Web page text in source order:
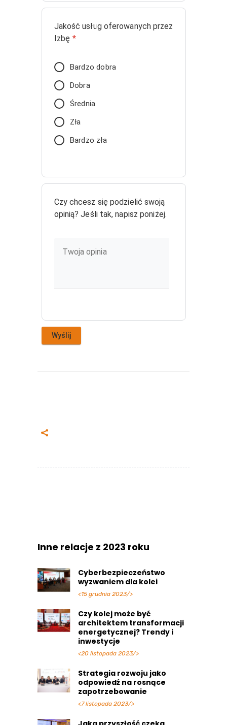
Jakość usług oferowanych przez
Izbę *
Bardzo dobra
Dobra
Średnia
Zła
Bardzo zła
Czy chcesz się podzielić swoją
opinią? Jeśli tak, napisz poniżej.
Inne relacje z 2023 roku
Cyberbezpieczeństwo
wyzwaniem dla kolei
<15 grudnia 2023/>
Czy kolej może być
architektem transformacji
energetycznej? Trendy i
inwestycje
<20 listopada 2023/>
Strategia rozwoju jako
odpowiedź na rosnące
zapotrzebowanie
<7 listopada 2023/>